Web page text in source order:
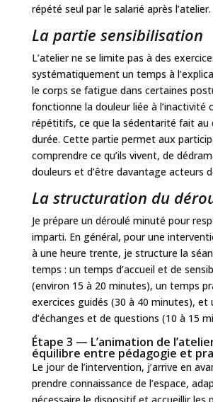
répété seul par le salarié après l’atelier.
La partie sensibilisation
L’atelier ne se limite pas à des
systématiquement un temps à
le corps se fatigue dans certaines
fonctionne la douleur liée à l’inactivité
répétitifs, ce que la sédentarité fait au
durée. Cette partie permet aux
comprendre ce qu’ils vivent, de
douleurs et d’être davantage acteurs
La structuration du
Je prépare un déroulé minuté pour
imparti. En général, pour une
à une heure trente, je structure la
temps : un temps d’accueil et de
(environ 15 à 20 minutes), un temps
exercices guidés (30 à 40 minutes), et
d’échanges et de questions (10 à 15
Étape 3 — L’animation de
équilibre entre pédagogie et
Le jour de l’intervention, j’arrive en
prendre connaissance de l’espace,